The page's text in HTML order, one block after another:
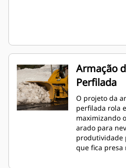
Armação
Perfilada
O projeto da
perfilada rola
maximizando
arado para
produtividade
que fica presa